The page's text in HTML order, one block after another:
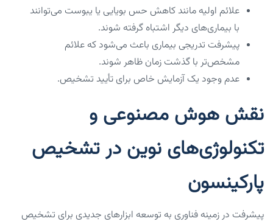
علائم اولیه مانند کاهش حس بویایی یا یبوست می‌توانند
با بیماری‌های دیگر اشتباه گرفته شوند.
پیشرفت تدریجی بیماری باعث می‌شود که علائم
مشخص‌تر با گذشت زمان ظاهر شوند.
عدم وجود یک آزمایش خاص برای تأیید تشخیص.
نقش هوش مصنوعی و
تکنولوژی‌های نوین در تشخیص
پارکینسون
پیشرفت در زمینه فناوری به توسعه ابزارهای جدیدی برای تشخیص